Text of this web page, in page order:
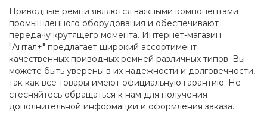
Приводные ремни являются важными компонентами
промышленного оборудования и обеспечивают
передачу крутящего момента. Интернет-магазин
"Антал+" предлагает широкий ассортимент
качественных приводных ремней различных типов. Вы
можете быть уверены в их надежности и долговечности,
так как все товары имеют официальную гарантию. Не
стесняйтесь обращаться к нам для получения
дополнительной информации и оформления заказа.